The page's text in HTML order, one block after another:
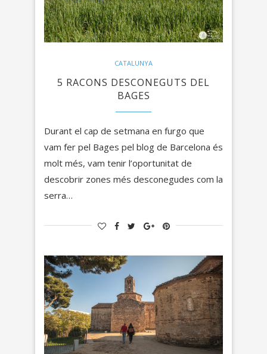
CATALUNYA
5 RACONS DESCONEGUTS DEL
BAGES
Durant el cap de setmana en furgo que
vam fer pel Bages pel blog de Barcelona és
molt més, vam tenir l’oportunitat de
descobrir zones més desconegudes com la
serra…